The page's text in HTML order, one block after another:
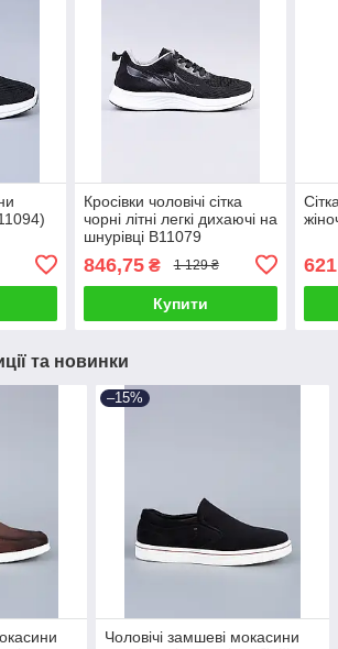
Кросівки чоловічі сітка
чорні літні легкі дихаючі на
шнурівці B11079
846,75₴ 1 129 ₴
Купити
та новинки
–15%
Чоловічі замшеві мокасини